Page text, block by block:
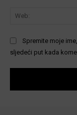
Spremite moje
sljedeći put kada